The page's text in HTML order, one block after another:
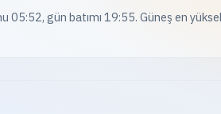
05:52, gün batımı 19:55. Güneş en